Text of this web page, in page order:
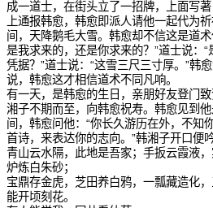
成一道士，在街头立了一招牌，上面写
上通报韩愈，韩愈即派人请他一起代为
间，天降鹅毛大雪。韩愈却不信这是道
是我求来的，还是你求来的？”道士说：“
凭据？”道士说：“这雪三尺三寸厚。”韩
说，韩愈这才相信道术不同凡响。
有一天，是韩愈的生日，亲朋好友登门致
湘子不期而至，向韩愈祝寿。韩愈见到
间，韩愈问他：“你长久游历在外，不知
首诗，来表达你的志向。”韩湘子开口便吟
青山云水隔，此地是吾家；手扳云霞液，
炉炼白朱砂；
宝鼎存金虎，芝田养白鸦，一瓢藏造化，
能开顷刻花。